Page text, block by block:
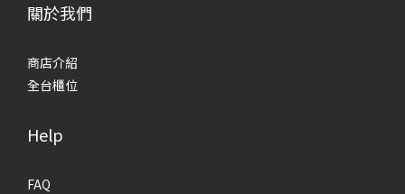
關於我們
商店介紹
全台櫃位
Help
FAQ